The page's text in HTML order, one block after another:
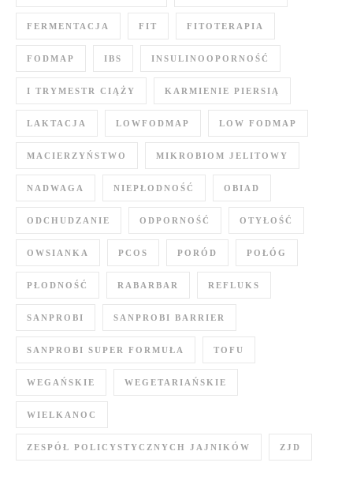
FERMENTACJA FIT FITOTERAPIA
FODMAP IBS INSULINOOPORNOŚĆ
I TRYMESTR CIĄŻY KARMIENIE PIERSIĄ
LAKTACJA LOWFODMAP LOW FODMAP
MACIERZYŃSTWO MIKROBIOM JELITOWY
NADWAGA NIEPŁODNOŚĆ OBIAD
ODCHUDZANIE ODPORNOŚĆ OTYŁOŚĆ
OWSIANKA PCOS PORÓD POŁÓG
PŁODNOŚĆ RABARBAR REFLUKS
SANPROBI SANPROBI BARRIER
SANPROBI SUPER FORMUŁA TOFU
WEGAŃSKIE WEGETARIAŃSKIE
WIELKANOC
ZESPÓŁ POLICYSTYCZNYCH JAJNIKÓW ZJD